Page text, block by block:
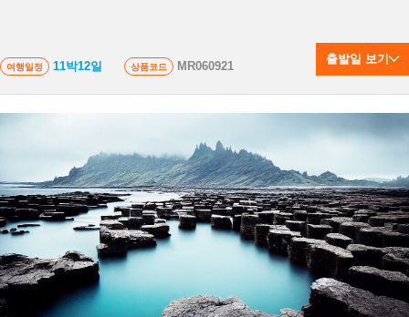
여행일정 11박12일 상품코드 MR060921
출발일 보기